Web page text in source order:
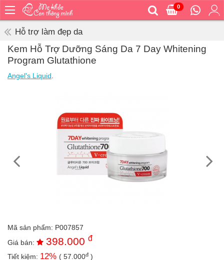
0
Bé
ăn
vệ
ngoài
an
toàn
Bé
Hỗ trợ làm đẹp da
Kem Hỗ Trợ Dưỡng Sáng Da 7 Day Whitening
Program Glutathione
Angel's Liquid
Mã sản phẩm: P007857
Giá bán:
398.000 đ
Tiết kiệm: 12% ( 57.000đ )